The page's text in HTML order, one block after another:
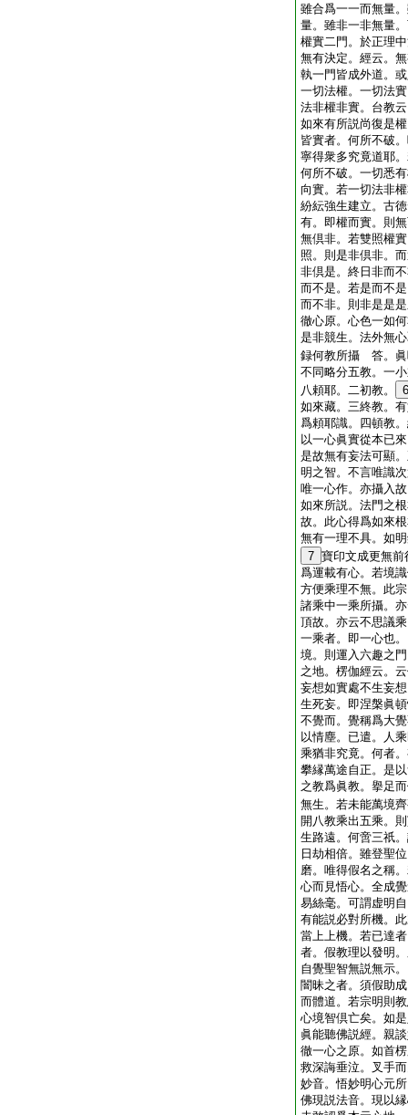
雖合爲一一而無量
量。雖非一非無量
權實二門。於正理
無有決定。經云。
執一門皆成外道。
一切法權。一切法
法非權非實。台教
如來有所説尚復是
皆實者。何所不破
寧得衆多究竟道耶
何所不破。一切悉
向實。若一切法非
紛紜強生建立。古
有。即權而實。則
無倶非。若雙照權
照。則是非倶非。
非倶是。終日非而
而不是。若是而不
而不非。則非是是
徹心原。心色一如
是非競生。法外無
録何教所攝 答。眞
不同略分五教。一
八頼耶。二初教。
6
如來藏。三終教。
爲頼耶識。四頓教
以一心眞實從本已
是故無有妄法可顯
明之智。不言唯識
唯一心作。亦攝入
如來所説。法門之
故。此心得爲如來
無有一理不具。如
7 寶印文成更無前
爲運載有心。若境
方便乘理不無。此
諸乘中一乘所攝。
頂故。亦云不思議
一乘者。即一心也
境。則運入六趣之
之地。楞伽經云。
妄想如實處不生妄
生死妄。即涅槃眞
不覺而。覺稱爲大
以情塵。已遣。人
乘猶非究竟。何者
攀縁萬途自正。是
之教爲眞教。擧足
無生。若未能萬境
開八教乘出五乘。
生路遠。何啻三祇
日劫相倍。雖登聖
磨。唯得假名之稱
心而見悟心。全成
易絲毫。可謂虚明
有能説必對所機。
當上上機。若已達
者。假教理以發明
自覺聖智無説無示
闇昧之者。須假助
而體道。若宗明則
心境智倶亡矣。如
眞能聽佛説經。親
徹一心之原。如首
救深誨垂泣。叉手
妙音。悟妙明心元
佛現説法音。現以